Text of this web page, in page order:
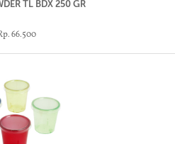
TL BDX 250 GR
66.500